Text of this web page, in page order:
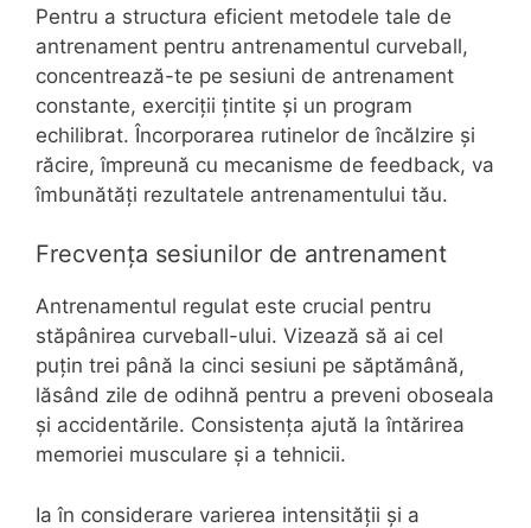
Pentru a structura eficient metodele tale de
antrenament pentru antrenamentul curveball,
concentrează-te pe sesiuni de antrenament
constante, exerciții țintite și un program
echilibrat. Încorporarea rutinelor de încălzire și
răcire, împreună cu mecanisme de feedback, va
îmbunătăți rezultatele antrenamentului tău.
Frecvența sesiunilor de antrenament
Antrenamentul regulat este crucial pentru
stăpânirea curveball-ului. Vizează să ai cel
puțin trei până la cinci sesiuni pe săptămână,
lăsând zile de odihnă pentru a preveni oboseala
și accidentările. Consistența ajută la întărirea
memoriei musculare și a tehnicii.
Ia în considerare varierea intensității și a